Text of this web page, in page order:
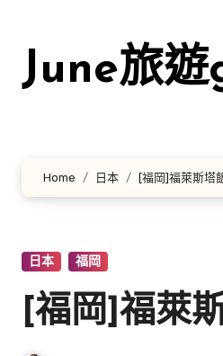
content
June旅遊
Home 日本 [福岡]福萊斯塔
日本 福岡
[福岡]福萊